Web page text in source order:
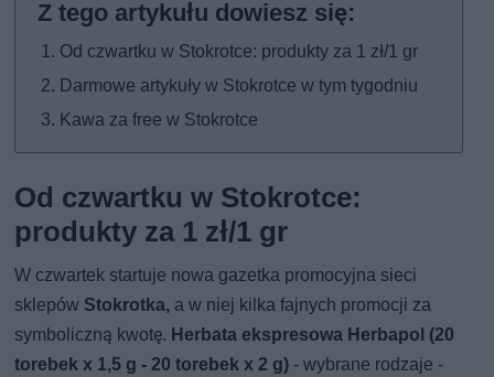
Od czwartku w Stokrotce: produkty za 1 zł/1 gr
Darmowe artykuły w Stokrotce w tym tygodniu
Kawa za free w Stokrotce
Od czwartku w Stokrotce:
produkty za 1 zł/1 gr
W czwartek startuje nowa gazetka promocyjna sieci
sklepów Stokrotka, a w niej kilka fajnych promocji za
symboliczną kwotę. Herbata ekspresowa Herbapol (20
torebek x 1,5 g - 20 torebek x 2 g) - wybrane rodzaje -